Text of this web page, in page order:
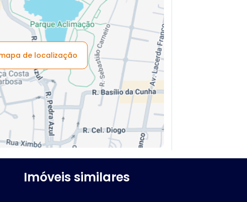
de localização
Imóveis similares